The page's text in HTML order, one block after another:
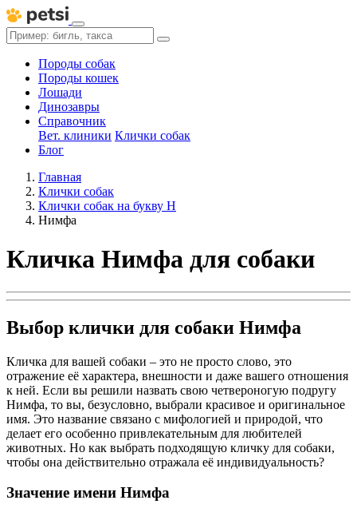
Породы собак
Породы кошек
Лошади
Динозавры
Справочник
Вет. клиники Клички собак
Блог
Главная
Клички собак
Клички собак на букву Н
Нимфа
Кличка Нимфа для собаки
Выбор клички для собаки Нимфа
Кличка для вашей собаки – это не просто слово, это
отражение её характера, внешности и даже вашего отношения
к ней. Если вы решили назвать свою четвероногую подругу
Нимфа, то вы, безусловно, выбрали красивое и оригинальное
имя. Это название связано с мифологией и природой, что
делает его особенно привлекательным для любителей
животных. Но как выбрать подходящую кличку для собаки,
чтобы она действительно отражала её индивидуальность?
Значение имени Нимфа